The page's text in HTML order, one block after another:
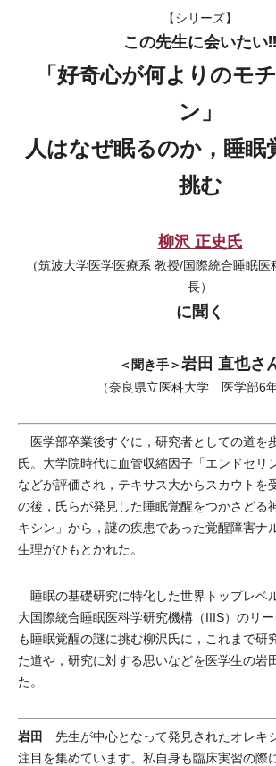
【シリーズ】
この先生に会いたい!!
「好奇心が何よりのモ
ン」
人はなぜ眠るのか，睡眠
挑む
柳沢 正史氏
（筑波大学医学医療系 教授/国際統合睡眠
長）
に聞く
＜聞き手＞岩田 直也さ
（奈良県立医科大学 医学部6年
医学部卒業後すぐに，研究者としての道を
氏。大学院時代に血管収縮因子「エンドセリ
などが評価され，テキサス大からスカウトを
の後，氏らが発見した睡眠覚醒をつかさどる
キシン」から，謎の疾患であった覚醒障害ナ
生理がひもとかれた。
睡眠の基礎研究に特化した世界トップレベ
大国際統合睡眠医科学研究機構（IIIS）のリ
も睡眠覚醒の謎に挑む柳沢氏に，これまで研
た道や，研究に対する思いなどを医学生の岩
た。
岩田 先生が中心となって発見されたオレキ
注目を集めています。私自身も臨床実習の際